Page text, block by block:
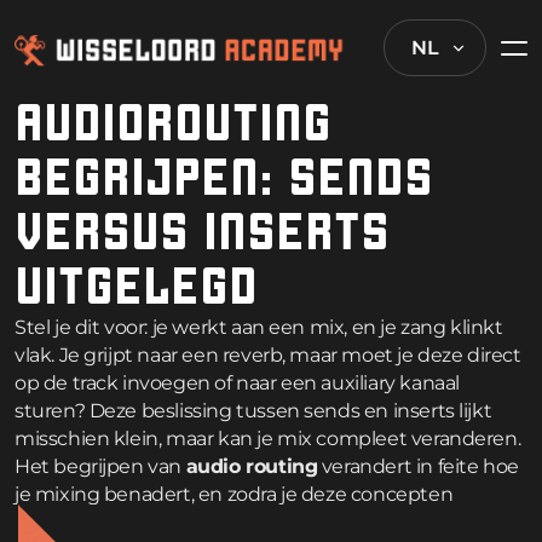
NL
AUDIOROUTING
BEGRIJPEN: SENDS
VERSUS INSERTS
UITGELEGD
Stel je dit voor: je werkt aan een mix, en je zang klinkt
vlak. Je grijpt naar een reverb, maar moet je deze direct
op de track invoegen of naar een auxiliary kanaal
sturen? Deze beslissing tussen sends en inserts lijkt
misschien klein, maar kan je mix compleet veranderen.
Het begrijpen van audio routing verandert in feite hoe
je mixing benadert, en zodra je deze concepten
beheerst, vraag je je af hoe je ooit zonder hebt kunnen